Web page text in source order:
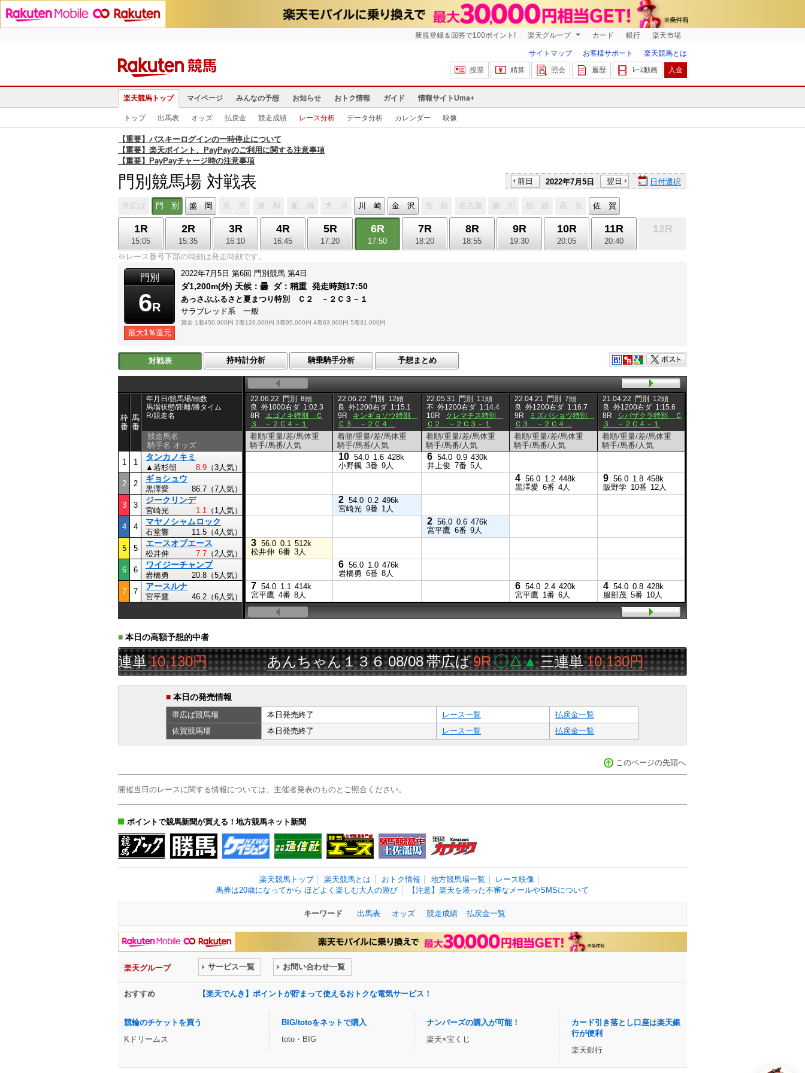
新規登録＆回答で100ポイント! 楽天グループ カード 銀行 楽天市場
サイトマップ お客様サポート
楽天競馬とは
投票
精算 照会 履歴 ﾚｰｽ動画 入金
楽天競馬トップ マイページ みんなの予想 お知らせ おトク情報 ガイド 情報サイトUma+
トップ 出馬表 オッズ 払戻金 競走成績 レース分析 データ分析 カレンダー 映像
【重要】パスキーログインの一時停止について
【重要】楽天ポイント、PayPayのご利用に関する注意事項
【重要】PayPayチャージ時の注意事項
門別競馬場 対戦表 前日 2022年7月5日 翌日 日付選択
帯広ば 門 別 盛 岡 水 沢 浦 和 船 橋 大 井 川 崎 金 沢 笠 松 名古屋 園 田 姫 路 高 知 佐 賀
1R
15:05
2R
15:35
3R
16:10
4R
16:45
5R
17:20
6R
17:50
7R
18:20
8R
18:55
9R
19:30
10R
20:05
11R
20:40
12R
※レース番号下部の時刻は発走時刻です。
門別
6R
最大1％還元
2022年7月5日 第6回 門別競馬 第4日
ダ1,200m(外) 天候： 曇 ダ：稍重 発走時刻17:50
あっさぶふるさと夏まつり特別 Ｃ２ －２Ｃ３－１
サラブレッド系 一般
賞金 1着450,000円 2着126,000円 3着95,000円 4着63,000円 5着31,000円
対戦表 持時計分析 騎乗騎手分析 予想まとめ
枠
番
馬
番
年月日/競馬場/頭数
馬場状態/距離/勝タイム
R/競走名
競走馬名
騎手名 オッズ
1
1
タンカノキミ
▲若杉朝 8.9 （3人気）
2
2
ギョシュウ
黒澤愛
86.7（7人気）
3
3
ジークリンデ
宮崎光 1.1
（1人気）
4
4
マヤノシャムロック
石堂響
11.5（4人気）
5
5
エースオブエース
松井伸 7.7 （2人気）
6
6
ワイジーチャンプ
岩橋勇
20.8（5人気）
7
7
アースルナ
宮平鷹 46.2（6人気）
22.06.22 門別 8頭
良 外1000右ダ 1:02.3
8R
エゴノキ特別 Ｃ
３ －２Ｃ４－１
22.06.22 門別 12頭
良 外1200右ダ 1:15.1
9R
キンギョソウ特別
Ｃ３ －２Ｃ４…
22.05.31 門別 11頭
不 外1200右ダ 1:14.4
10R
クレマチス特別
Ｃ２ －２Ｃ３－１
22.04.21 門別 7頭
良 外1200右ダ 1:16.7
9R
ミズバショウ特別
Ｃ３ －２Ｃ４…
21.04.22 門別 12頭
良 外1200右ダ 1:15.6
8R
シバザクラ特別 Ｃ
３ －２Ｃ４－１
着順/重量/差/馬体重
騎手/馬番/人気
着順/重量/差/馬体重
騎手/馬番/人気
着順/重量/差/馬体重
騎手/馬番/人気
着順/重量/差/馬体重
騎手/馬番/人気
着順/重量/差/馬体重
騎手/馬番/人気
10 54.0 1.6 428k
小野楓 3番 9人
6 54.0 0.9 430k
井上俊 7番 5人
4 56.0 1.2 448k
黒澤愛 6番 4人
9 56.0 1.8 458k
阪野学 10番 12人
2 54.0 0.2 496k
宮崎光 9番 1人
2 56.0 0.6 476k
宮平鷹 6番 9人
3 56.0 0.1 512k
松井伸 6番 3人
6 56.0 1.0 476k
岩橋勇 6番 8人
7 54.0 1.1 414k
宮平鷹 4番 8人
6 54.0 2.4 420k
宮平鷹 1番 6人
4 54.0 0.8 428k
服部茂 5番 10人
■ 本日の高額予想的中者
三連単10,130円 あんちゃん１３６08/08帯広ば9R◯△▲三連単10,130円 なッパ
■ 本日の発売情報
帯広ば競馬場 本日発売終了 レース一覧
払戻金一覧
佐賀競馬場 本日発売終了 レース一覧 払戻金一覧
このページの先頭へ
開催当日のレースに関する情報については、主催者発表のものとご照合ください。
ポイントで競馬新聞が買える！地方競馬ネット新聞
楽天競馬トップ 楽天競馬とは おトク情報 地方競馬場一覧
レース映像
馬券は20歳になってから ほどよく楽しむ大人の遊び
【注意】楽天を装った不審なメールやSMSについて
キーワード 出馬表 オッズ 競走成績 払戻金一覧
楽天グループ サービス一覧 お問い合わせ一覧
おすすめ 【楽天でんき】ポイントが貯まって使えるおトクな電気サービス！
競輪のチケットを買う
Kドリームス
BIG/totoをネットで購入
toto・BIG
ナンバーズの購入が可能！
楽天×宝くじ
カード引き落とし口座は楽天銀
行が便利
楽天銀行